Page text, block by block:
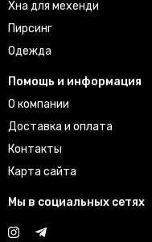
Хна для мехенди
Пирсинг
Одежда
Помощь и информация
О компании
Доставка и оплата
Контакты
Карта сайта
Мы в социальных сетях